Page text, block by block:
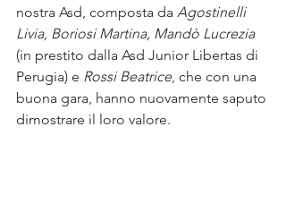
nostra Asd, composta da Agostinelli
Livia, Boriosi Martina, Mandò Lucrezia
(in prestito dalla Asd Junior Libertas di
Perugia) e Rossi Beatrice, che con una
buona gara, hanno nuovamente saputo
dimostrare il loro valore.